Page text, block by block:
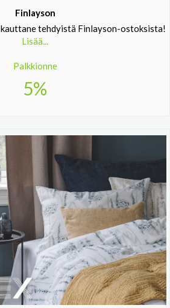
Finlayson
tehdyistä Finlayson-ostoksista!
Lisää...
Palkkionne
5%